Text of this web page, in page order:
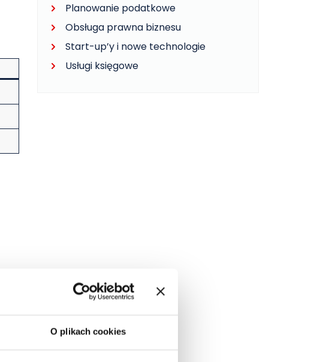
O plikach cookies
Planowanie podatkowe
Obsługa prawna biznesu
Start-up’y i nowe technologie
Usługi księgowe